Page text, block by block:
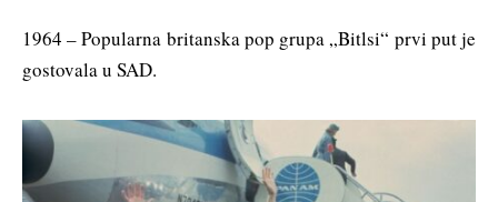
1964 – Popularna britanska pop grupa „Bitlsi“ prvi put je
gostovala u SAD.